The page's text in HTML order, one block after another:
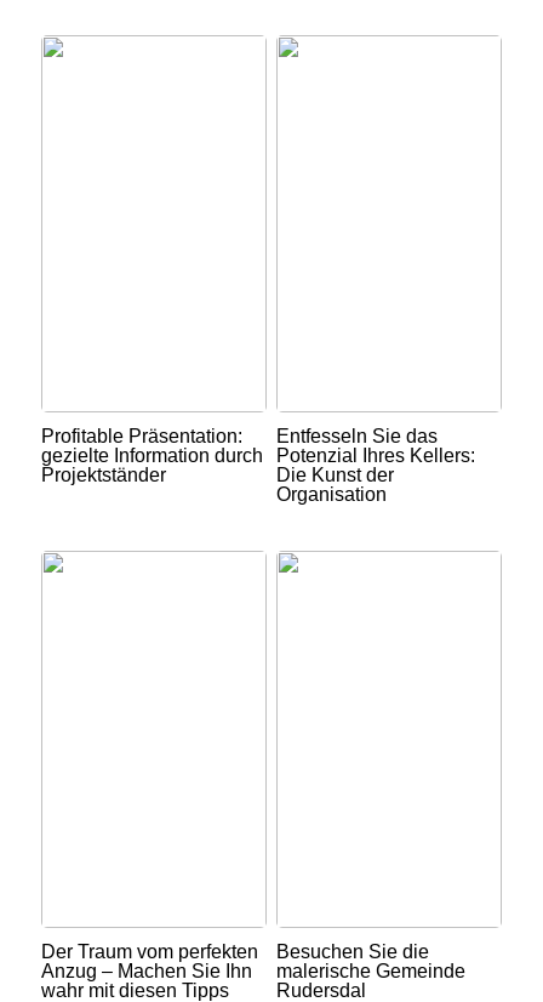
Profitable Präsentation:
gezielte Information durch
Projektständer
Entfesseln Sie das
Potenzial Ihres Kellers:
Die Kunst der
Organisation
Der Traum vom perfekten
Anzug – Machen Sie Ihn
wahr mit diesen Tipps
Besuchen Sie die
malerische Gemeinde
Rudersdal